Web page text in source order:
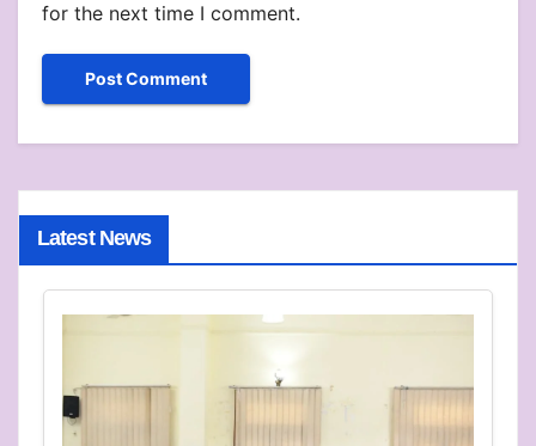
for the next time I comment.
Latest News